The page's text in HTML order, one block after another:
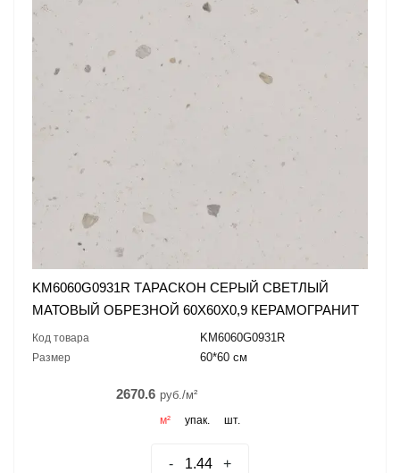
KM6060G0931R ТАРАСКОН СЕРЫЙ СВЕТЛЫЙ
МАТОВЫЙ ОБРЕЗНОЙ 60X60X0,9 КЕРАМОГРАНИТ
Код товара KM6060G0931R
Размер 60*60 см
2670.6 руб./м²
м² упак. шт.
- +